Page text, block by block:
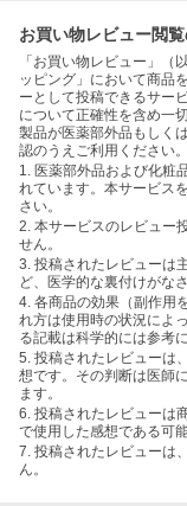
お買い物レビュー閲
「お買い物レビュー」（
ッピング」において商品
ーとして投稿できるサー
について正確性を含め一
製品が医薬部外品もしく
認のうえご利用ください。
1. 医薬部外品および化粧
れています。本サービス
さい。
2. 本サービスのレビュー
せん。
3. 投稿されたレビューは
ど、医学的な裏付けがな
4. 各商品の効果（副作用
れ方は使用時の状況によ
る記載は科学的には参考
5. 投稿されたレビューは
想です。その判断は医師
ます。
6. 投稿されたレビューは
で使用した感想である可
7. 投稿されたレビューは
ん。